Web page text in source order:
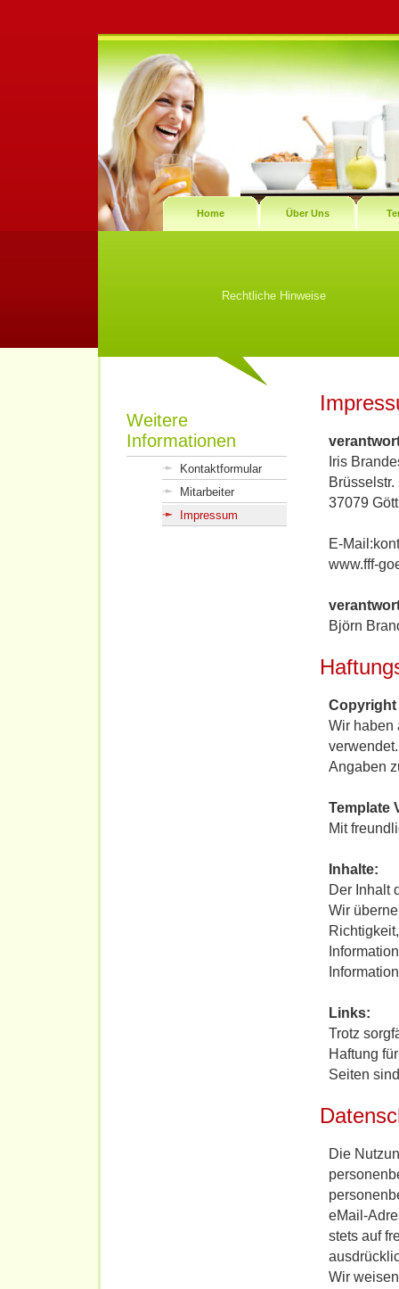
Home Über Uns
Rechtliche Hinweise
Weitere
Informationen
Kontaktformular
Mitarbeiter
Impressum
Iris
Brüsselstr.
37079
E-
www.fff-
Björn
Copyright
Wir haben
verwendet.
Angaben
Template
Mit
Inhalte:
Der Inhalt
Wir
Links:
Trotz
Haftung
Seiten
Die
eMail-
stets auf
Wir